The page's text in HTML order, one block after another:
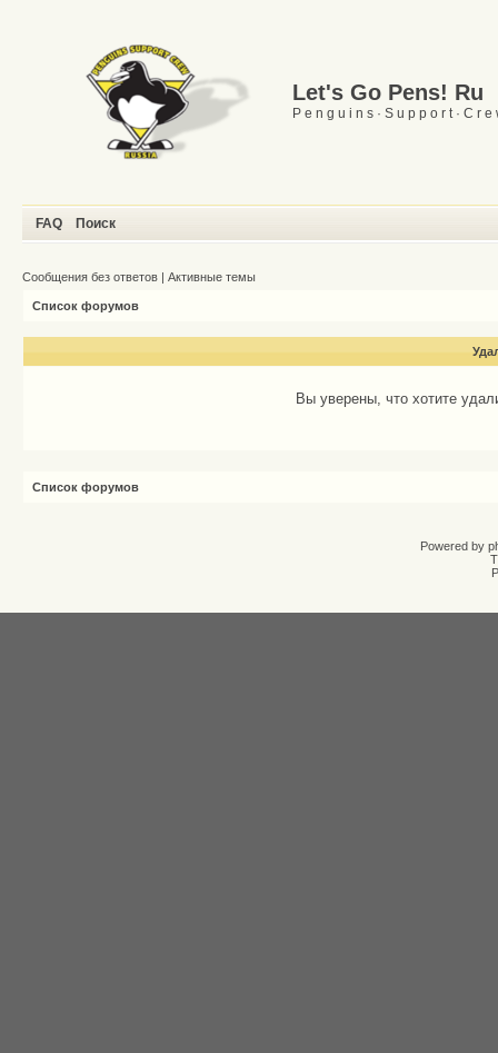
Let's Go Pens! Ru
P e n g u i n s · S u p p o r t · C r e
FAQ Поиск
Сообщения без ответов | Активные темы
Список форумов
Вы уверены, что хотите
Список форумов
Powered by